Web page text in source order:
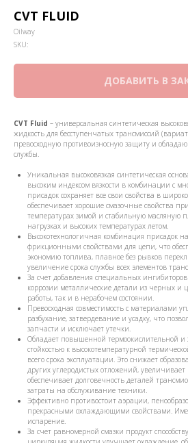
CVT FLUID
Oilway
SKU:
ДОБАВИТЬ В
CVT Fluid – универсальная синтетическая
жидкость для бесступенчатых трансмиссий
превосходную противоизносную защиту и
службы.
Уникальная высоковязкая синтетическая
высоким индексом вязкости в комбинации с
присадок сохраняет все свои свойства в
обеспечивает хорошие смазочные свойства
температурах зимой и стабильную масляную
нагрузках и высоких температурах летом.
Высокотехнологичная комбинация присадок
фрикционными свойствами для цепи, что
экономию топлива, плавное без рывков
увеличение срока службы всех элементов
За счет добавления специальных
коррозии металлические детали из черных и
работы, так и в нерабочем состоянии.
Превосходная совместимость с материалами
разбухание, затвердевание и усадку, что
запчасти и исключает утечки.
Обладает повышенной термоокислительной и
стойкостью к высокотемпературной
всего срока эксплуатации. Это снижает
других углеродистых отложений,
обеспечивает долговечность деталей
затраты на обслуживание техники.
Эффективно противостоит аэрации,
прекрасными охлаждающими свойствами.
испарение.
За счет равномерной смазки продукт